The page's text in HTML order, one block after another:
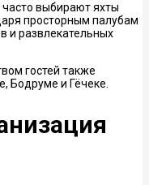
выбирают яхты
просторным палубам
и развлекательных
гостей также
Бодруме и Гёчеке.